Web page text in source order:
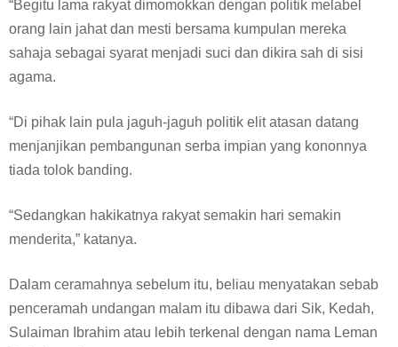
“Begitu lama rakyat dimomokkan dengan politik melabel
orang lain jahat dan mesti bersama kumpulan mereka
sahaja sebagai syarat menjadi suci dan dikira sah di sisi
agama.
“Di pihak lain pula jaguh-jaguh politik elit atasan datang
menjanjikan pembangunan serba impian yang kononnya
tiada tolok banding.
“Sedangkan hakikatnya rakyat semakin hari semakin
menderita,” katanya.
Dalam ceramahnya sebelum itu, beliau menyatakan sebab
penceramah undangan malam itu dibawa dari Sik, Kedah,
Sulaiman Ibrahim atau lebih terkenal dengan nama Leman